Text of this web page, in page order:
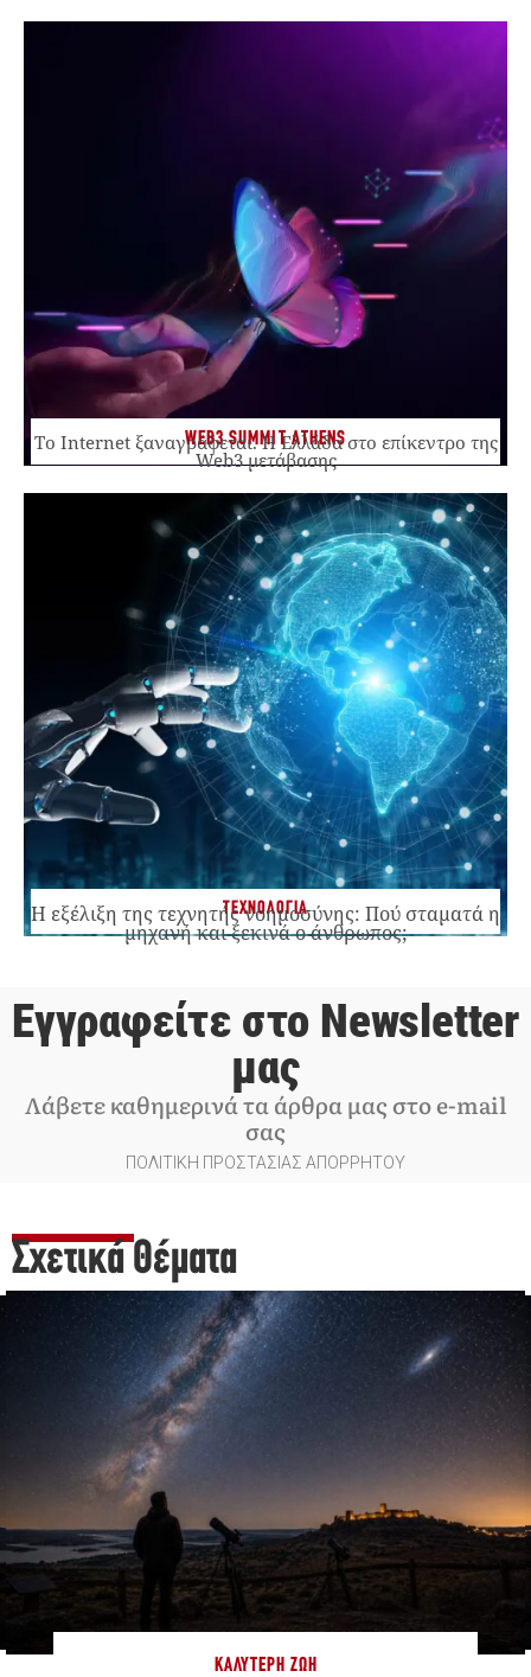
WEB3 SUMMIT ATHENS
Το Internet ξαναγράφεται. Η Ελλάδα στο επίκεντρο της
Web3 μετάβασης
ΤΕΧΝΟΛΟΓΙΑ
Η εξέλιξη της τεχνητής νοημοσύνης: Πού σταματά η
μηχανή και ξεκινά ο άνθρωπος;
Εγγραφείτε στο Newsletter
μας
Λάβετε καθημερινά τα άρθρα μας στο e-mail
σας
ΠΟΛΙΤΙΚΗ ΠΡΟΣΤΑΣΙΑΣ ΑΠΟΡΡΗΤΟΥ
Σχετικά Θέματα
ΚΑΛΎΤΕΡΗ ΖΩΉ